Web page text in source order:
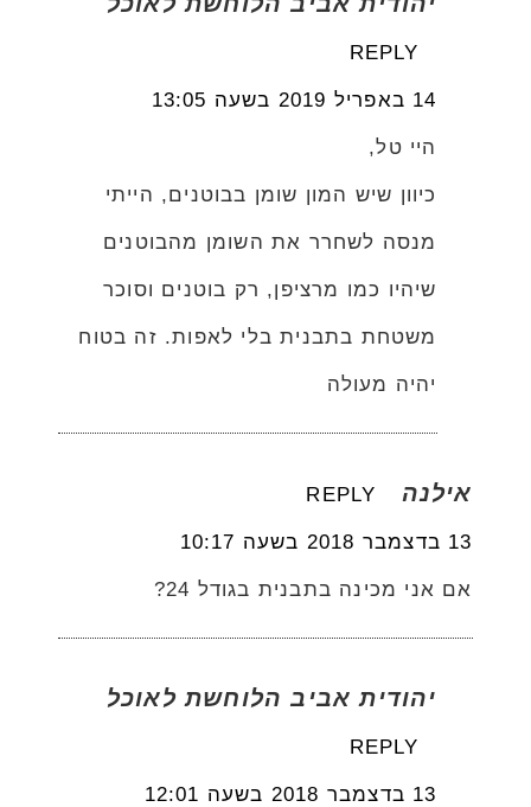
REPLY
14 באפריל 2019 בשעה 13:05
היי טל,
כיוון שיש המון שומן בבוטנים, הייתי
מנסה לשחרר את השומן מהבוטנים
שיהיו כמו מרציפן, רק בוטנים וסוכר
משטחת בתבנית בלי לאפות. זה בטוח
יהיה מעולה
אילנה REPLY
13 בדצמבר 2018 בשעה 10:17
אם אני מכינה בתבנית בגודל 24?
יהודית אביב הלוחשת לאוכל
REPLY
13 בדצמבר 2018 בשעה 12:01